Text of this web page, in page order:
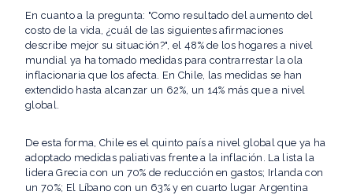
En cuanto a la pregunta: "Como resultado del aumento del
costo de la vida, ¿cuál de las siguientes afirmaciones
describe mejor su situación?", el 48% de los hogares a nivel
mundial ya ha tomado medidas para contrarrestar la ola
inflacionaria que los afecta. En Chile, las medidas se han
extendido hasta alcanzar un 62%, un 14% más que a nivel
global.
De esta forma, Chile es el quinto país a nivel global que ya ha
adoptado medidas paliativas frente a la inflación. La lista la
lidera Grecia con un 70% de reducción en gastos; Irlanda con
un 70%; El Líbano con un 63% y en cuarto lugar Argentina